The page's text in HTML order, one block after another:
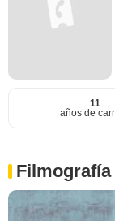
11
años de
Filmografía